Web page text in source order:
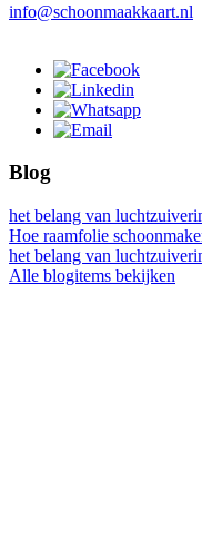
info@schoonmaakkaart.nl
Blog
het belang van
Hoe raamfolie
het belang van
Alle blogitems bekijken